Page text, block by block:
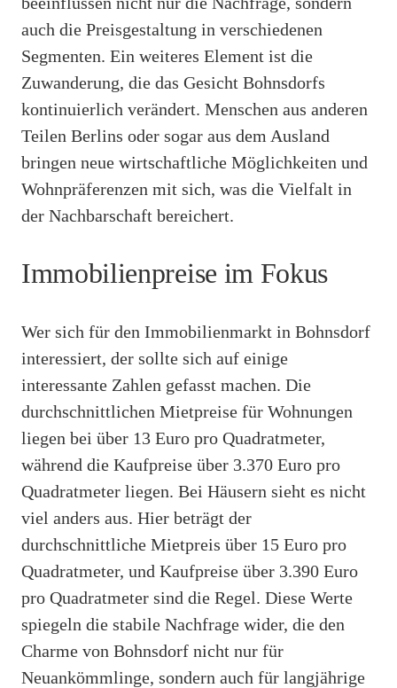
auch die Preisgestaltung in verschiedenen
Segmenten. Ein weiteres Element ist die
Zuwanderung, die das Gesicht Bohnsdorfs
kontinuierlich verändert. Menschen aus anderen
Teilen Berlins oder sogar aus dem Ausland
bringen neue wirtschaftliche Möglichkeiten und
Wohnpräferenzen mit sich, was die Vielfalt in
der Nachbarschaft bereichert.
Immobilienpreise im Fokus
Wer sich für den Immobilienmarkt in Bohnsdorf
interessiert, der sollte sich auf einige
interessante Zahlen gefasst machen. Die
durchschnittlichen Mietpreise für Wohnungen
liegen bei über 13 Euro pro Quadratmeter,
während die Kaufpreise über 3.370 Euro pro
Quadratmeter liegen. Bei Häusern sieht es nicht
viel anders aus. Hier beträgt der
durchschnittliche Mietpreis über 15 Euro pro
Quadratmeter, und Kaufpreise über 3.390 Euro
pro Quadratmeter sind die Regel. Diese Werte
spiegeln die stabile Nachfrage wider, die den
Charme von Bohnsdorf nicht nur für
Neuankömmlinge, sondern auch für langjährige